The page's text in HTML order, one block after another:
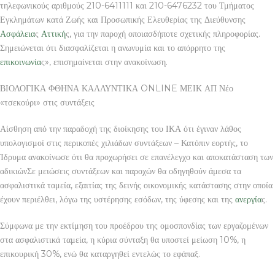
τηλεφωνικούς αριθμούς 210-6411111 και 210-6476232 του Τμήματος
Εγκλημάτων κατά Ζωής και Προσωπικής Ελευθερίας της Διεύθυνσης
Ασφάλειας Αττικής, για την παροχή οποιασδήποτε σχετικής πληροφορίας.
Σημειώνεται ότι διασφαλίζεται η ανωνυμία και το απόρρητο της
επικοινωνίας», επισημαίνεται στην ανακοίνωση.
ΒΙΟΛΟΓΙΚΑ ΦΘΗΝΑ ΚΑΛΛΥΝΤΙΚΑ ONLINE ΜΕΙΚ ΑΠ Νέο
«τσεκούρι» στις συντάξεις
Αίσθηση από την παραδοχή της διοίκησης του ΙΚΑ ότι έγιναν λάθος
υπολογισμοί στις περικοπές χιλιάδων συντάξεων – Κατόπιν εορτής, το
Ίδρυμα ανακοίνωσε ότι θα προχωρήσει σε επανέλεγχο και αποκατάσταση των
αδικιώνΣε μειώσεις συντάξεων και παροχών θα οδηγηθούν άμεσα τα
ασφαλιστικά ταμεία, εξαιτίας της δεινής οικονομικής κατάστασης στην οποία
έχουν περιέλθει, λόγω της υστέρησης εσόδων, της ύφεσης και της ανεργίας.
Σύμφωνα με την εκτίμηση του προέδρου της ομοσπονδίας των εργαζομένων
στα ασφαλιστικά ταμεία, η κύρια σύνταξη θα υποστεί μείωση 10%, η
επικουρική 30%, ενώ θα καταργηθεί εντελώς το εφάπαξ.